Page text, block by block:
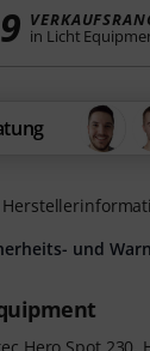
9 in Licht
und